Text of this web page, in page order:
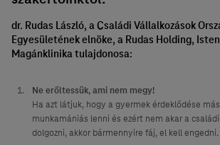
dr. Rudas László, a Családi Vállalkozások
Egyesületének elnöke, a Rudas Holding,
Magánklinika tulajdonosa:
Ne erőltessük, ami nem megy!
Ha azt látjuk, hogy a gyermek érdeklődése
munkamániás lenni és ezért nem akar a
dolgozni, akkor bármennyire fáj, el kell engedni.